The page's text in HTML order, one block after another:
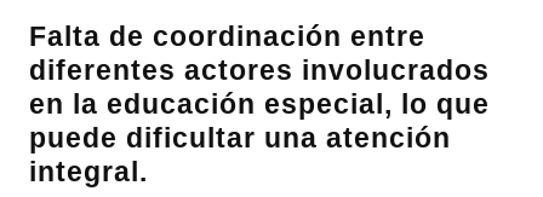
Falta de coordinación entre
diferentes actores involucrados
en la educación especial, lo que
puede dificultar una atención
integral.